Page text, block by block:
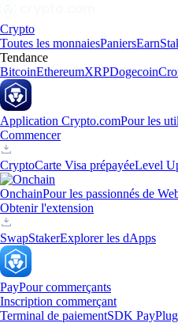
Crypto
Toutes les monnaiesPaniersEarn
Tendance
BitcoinEthereumXRPDogecoin
Application Crypto.comPour les
Commencer
CryptoCarte Visa prépayéeLevel
OnchainPour les passionnés de
Obtenir l'extension
SwapStakerExplorer les dApps
PayPour commerçants
Inscription commerçant
Terminal de paiementSDK Pay